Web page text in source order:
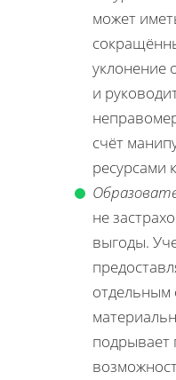
может
уклонение
и
счёт
ресурсами
не
выгоды.
отдельным
подрывает